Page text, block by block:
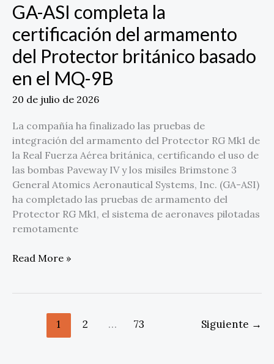
GA-ASI completa la
certificación del armamento
del Protector británico basado
en el MQ-9B
20 de julio de 2026
La compañía ha finalizado las pruebas de
integración del armamento del Protector RG Mk1 de
la Real Fuerza Aérea británica, certificando el uso de
las bombas Paveway IV y los misiles Brimstone 3
General Atomics Aeronautical Systems, Inc. (GA-ASI)
ha completado las pruebas de armamento del
Protector RG Mk1, el sistema de aeronaves pilotadas
remotamente
en
el
MQ-
9B
Read More »
1 2 … 73 Siguiente →